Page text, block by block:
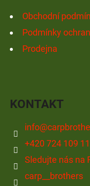
Obchodní
Podmínky
Prodejna
KONTAKT
info@
+420 724 109
Sledujte nás na
carp__brothers